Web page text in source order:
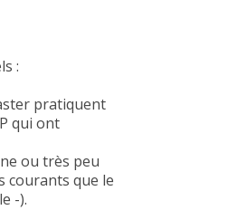
:
pratiquent
qui ont
ou très peu
courants que le
-).